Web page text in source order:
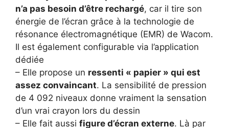
n’a pas besoin d’être rechargé, car il tire son
énergie de l’écran grâce à la technologie de
résonance électromagnétique (EMR) de Wacom.
Il est également configurable via l’application
dédiée
– Elle propose un ressenti « papier » qui est
assez convaincant. La sensibilité de pression
de 4 092 niveaux donne vraiment la sensation
d’un vrai crayon lors du dessin
– Elle fait aussi figure d’écran externe. Là par